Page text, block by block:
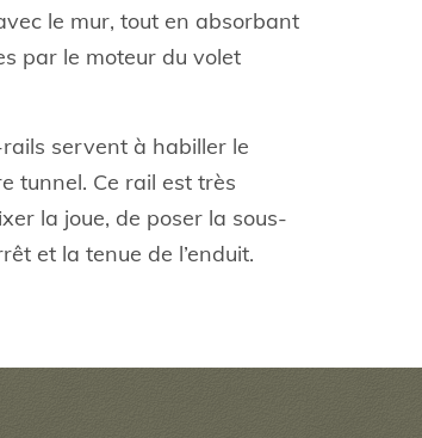
le mur, tout en absorbant
par le moteur du volet
servent à habiller le
tunnel. Ce rail est très
la joue, de poser la sous-
et la tenue de l’enduit.